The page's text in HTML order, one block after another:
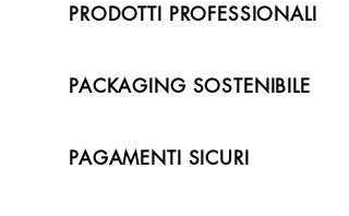
PRODOTTI PROFESSIONALI
PACKAGING SOSTENIBILE
PAGAMENTI SICURI